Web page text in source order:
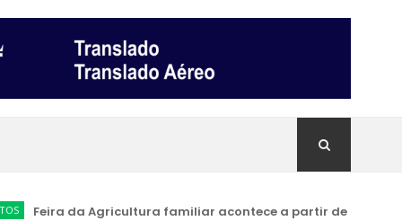
Feira da Agricultura familiar acontece a partir de sábado (11)